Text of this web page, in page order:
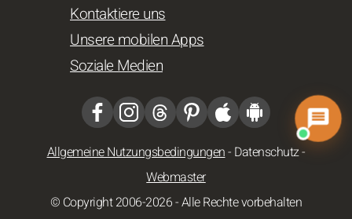
Kontaktiere uns
Unsere mobilen Apps
Soziale Medien
Allgemeine Nutzungsbedingungen- Datenschutz-
Webmaster
© Copyright 2006-2026 - Alle Rechte vorbehalten